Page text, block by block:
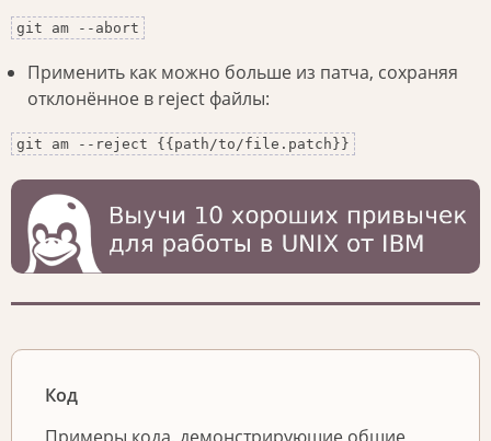
git am --abort
Применить как можно больше из патча, сохраняя
отклонённое в reject файлы:
git am --reject {{path/to/file.patch}}
Код